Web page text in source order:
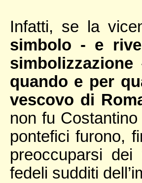
Infatti, se la
simbolo - e
simbolizzazione
quando e per
vescovo di
non fu
pontefici furono,
preoccuparsi
fedeli sudditi